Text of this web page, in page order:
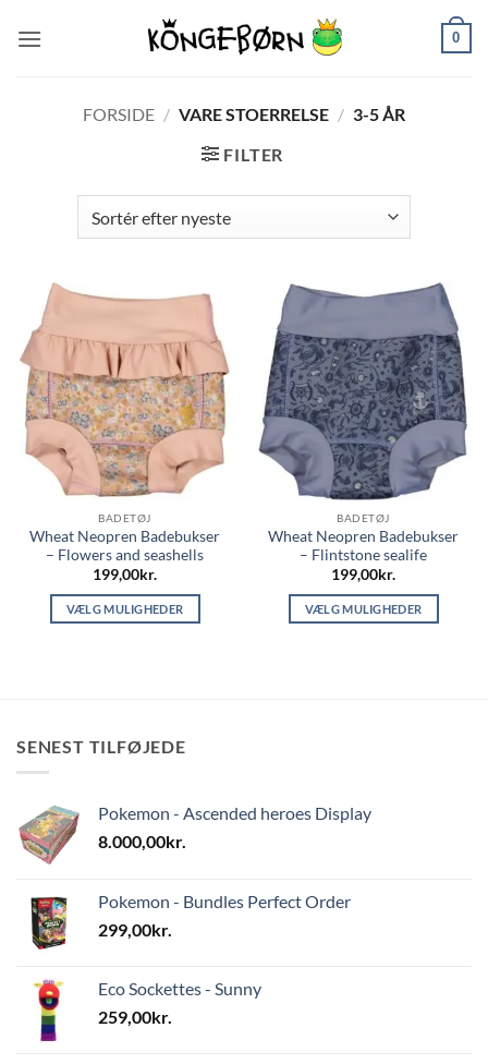
0
FORSIDE / VARE STOERRELSE / 3-5 ÅR
FILTER
BADETØJ
Wheat Neopren Badebukser
– Flowers and seashells
199,00kr.
VÆLG MULIGHEDER
Mulighederne
på
varesiden
BADETØJ
Wheat Neopren Badebukser
– Flintstone sealife
199,00kr.
VÆLG MULIGHEDER
på
SENEST TILFØJEDE
Pokemon - Ascended heroes Display
8.000,00kr.
Pokemon - Bundles Perfect Order
299,00kr.
Eco Sockettes - Sunny
259,00kr.